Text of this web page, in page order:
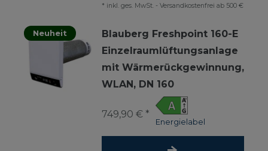
* inkl. ges. MwSt. - Versandkostenfrei ab 500 €
Neuheit
Blauberg Freshpoint 160-E
Einzelraumlüftungsanlage
mit Wärmerückgewinnung,
WLAN, DN 160
Energielabel
749,90 € *